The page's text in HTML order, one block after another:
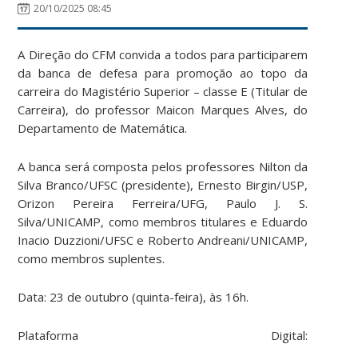
20/10/2025 08:45
A Direção do CFM convida a todos para participarem
da banca de defesa para promoção ao topo da
carreira do Magistério Superior – classe E (Titular de
Carreira), do professor Maicon Marques Alves, do
Departamento de Matemática.
A banca será composta pelos professores Nilton da
Silva Branco/UFSC (presidente), Ernesto Birgin/USP,
Orizon Pereira Ferreira/UFG, Paulo J. S.
Silva/UNICAMP, como membros titulares e Eduardo
Inacio Duzzioni/UFSC e Roberto Andreani/UNICAMP,
como membros suplentes.
Data: 23 de outubro (quinta-feira), às 16h.
Plataforma Digital: